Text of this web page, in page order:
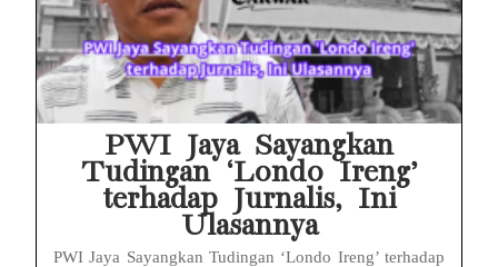
PWI Jaya Sayangkan
Tudingan ‘Londo Ireng’
terhadap Jurnalis, Ini
Ulasannya
PWI Jaya Sayangkan Tudingan ‘Londo Ireng’ terhadap